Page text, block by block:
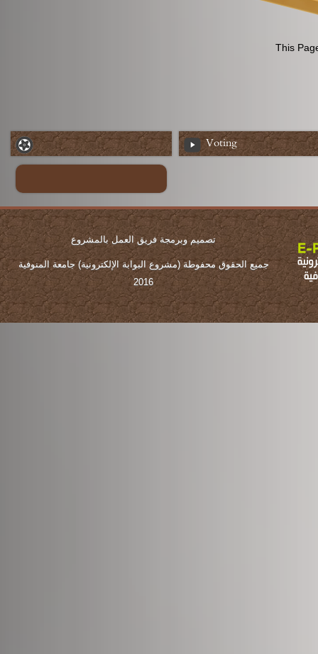
This
Voting
تصميم وبرمجة فريق العمل بالمشروع
جميع الحقوق محفوطة (مشروع البوابة الإلكترونية) جامعة المنوفية
2016